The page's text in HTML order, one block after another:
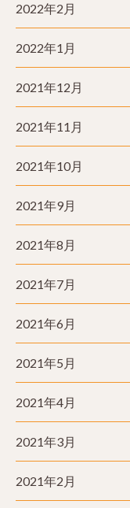
2022年2月
2022年1月
2021年12月
2021年11月
2021年10月
2021年9月
2021年8月
2021年7月
2021年6月
2021年5月
2021年4月
2021年3月
2021年2月